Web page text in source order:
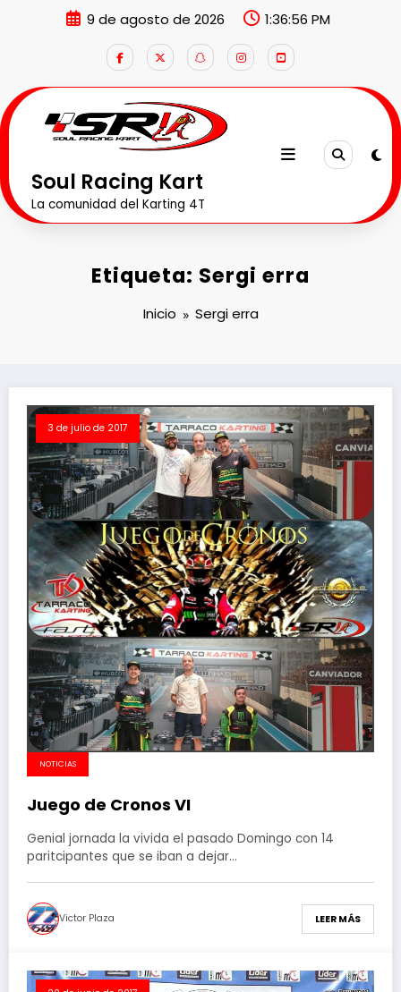
9 de agosto de 2026 1:36:56 PM
Soul Racing Kart
La comunidad del Karting 4T
Etiqueta: Sergi erra
Inicio Sergi erra
3 de julio de 2017
NOTICIAS
Juego de Cronos VI
Genial jornada la vivida el pasado Domingo con 14
paritcipantes que se iban a dejar…
Victor Plaza LEER MÁS